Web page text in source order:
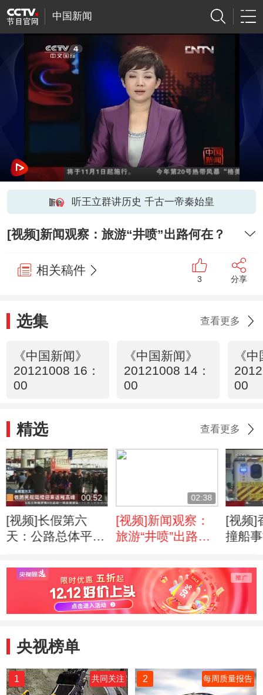
中国新闻
听王立群讲历史 千古一帝秦始皇
[视频]新闻观察：旅游“井喷”出路何在？
相关稿件
3 分享
选集 查看更多
《中国新闻》
20121008 16：
00
《中国新闻》
20121008 14：
00
《
00
精选 查看更多
00:52
[视频]长假第六
天：公路总体平稳
02:38
[视频]新闻观察：
旅游“井喷”出路何
[视频]
撞船
央视榜单
1 共同关注 2 每周质量报告